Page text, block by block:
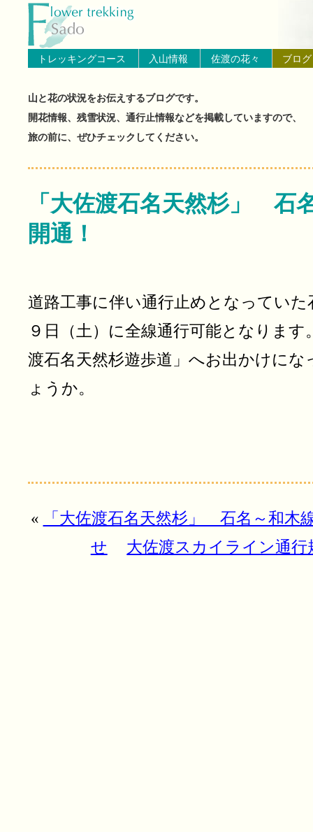
ブログ（佐渡島の山と花の状
トレッキングコース 入山情報 佐渡の花々 ブログ
山と花の状況をお伝えするブログです。
開花情報、残雪状況、通行止情報などを掲載していますので、
旅の前に、ぜひチェックしてください。
「大佐渡石名天然杉」
開通！
道路工事に伴い通行止めとなっていた
９日（土）に全線通行可能となりま
渡石名天然杉遊歩道」へお出かけに
ょうか。
«
「大佐渡石名天然杉」 石名～和木
せ
大佐渡スカイライン通
トップページへ戻る